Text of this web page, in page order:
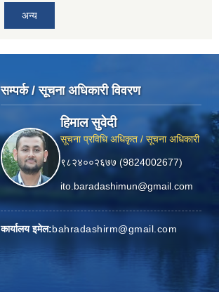
अन्य
सम्पर्क / सूचना अधिकारी विवरण
हिमाल सुवेदी
सूचना प्रविधि अधिकृत / सूचना अधिकारी
९८२४००२६७७ (9824002677)
ito.baradashimun@gmail.com
कार्यालय इमेल:bahradashirm@gmail.com